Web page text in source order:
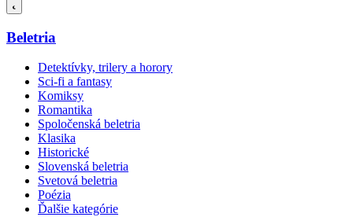
Beletria
Detektívky, trilery a horory
Sci-fi a fantasy
Komiksy
Romantika
Spoločenská beletria
Klasika
Historické
Slovenská beletria
Svetová beletria
Poézia
Ďalšie kategórie